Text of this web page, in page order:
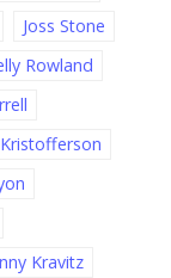
Joss Stone
Rowland
Kravitz